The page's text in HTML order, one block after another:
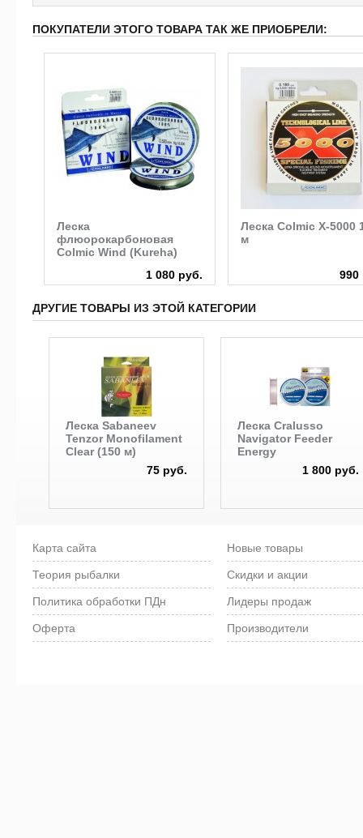
ПОКУПАТЕЛИ ЭТОГО ТОВАРА ТАК ЖЕ ПРИОБРЕЛИ:
Леска
флюорокарбоновая
Colmic Wind (Kureha)
1 080 руб.
Леска Colmic X-5000
м
990
ДРУГИЕ ТОВАРЫ ИЗ ЭТОЙ КАТЕГОРИИ
Леска Sabaneev
Tenzor Monofilament
Clear (150 м)
75 руб.
Леска Cralusso
Navigator Feeder
Energy
1 800 руб.
Карта сайта
Теория рыбалки
Политика обработки ПДн
Оферта
Новые товары
Скидки и акции
Лидеры продаж
Производители